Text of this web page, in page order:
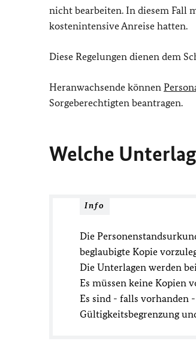
nicht bearbeiten. In diesem Fall
kostenintensive Anreise hatten.
Diese Regelungen dienen dem
Heranwachsende können
Sorgeberechtigten beantragen.
Welche
Info
Die
beglaubigte Kopie
Die Unterlagen werden
Es müssen keine Kopien
Es sind - falls vorhanden
Gültigkeitsbegrenzung